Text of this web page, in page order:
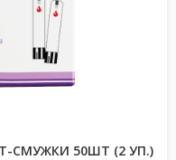
СМУЖКИ 50ШТ (2 УП.)